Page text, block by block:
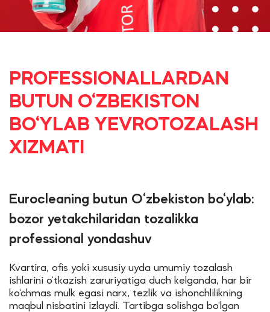
PROFESSIONALLARDAN
BUTUN O‘ZBEKISTON
BO‘YLAB YEVROTOZALASH
XIZMATI
Eurocleaning butun O‘zbekiston bo‘ylab:
bozor yetakchilaridan tozalikka
professional yondashuv
Kvartira, ofis yoki xususiy uyda umumiy tozalash
ishlarini o‘tkazish zaruriyatiga duch kelganda, har bir
ko‘chmas mulk egasi narx, tezlik va ishonchlilikning
maqbul nisbatini izlaydi. Tartibga solishga bo‘lgan